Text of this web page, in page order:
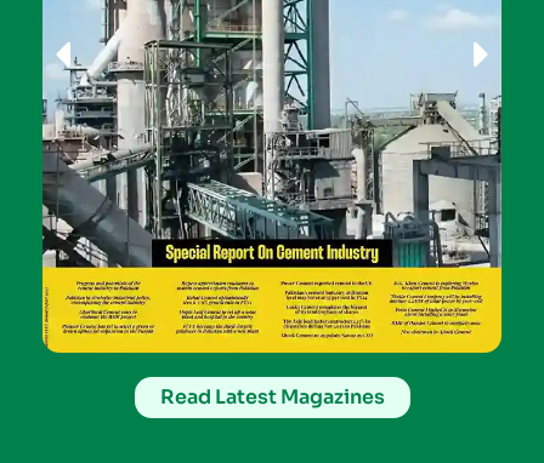
Read Latest Magazines